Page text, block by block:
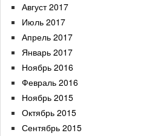
Август 2017
Июль 2017
Апрель 2017
Январь 2017
Ноябрь 2016
Февраль 2016
Ноябрь 2015
Октябрь 2015
Сентябрь 2015